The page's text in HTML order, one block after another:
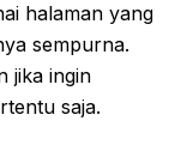
halaman yang
sempurna.
jika ingin
saja.